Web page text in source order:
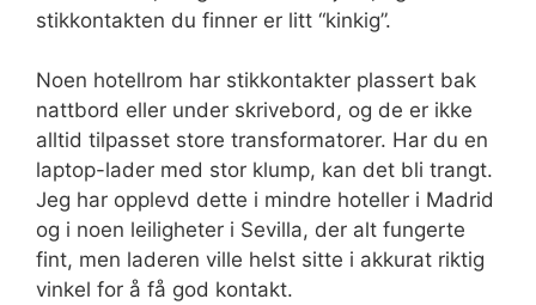
stikkontakten du finner er litt “kinkig”.
Noen hotellrom har stikkontakter plassert bak
nattbord eller under skrivebord, og de er ikke
alltid tilpasset store transformatorer. Har du en
laptop-lader med stor klump, kan det bli trangt.
Jeg har opplevd dette i mindre hoteller i Madrid
og i noen leiligheter i Sevilla, der alt fungerte
fint, men laderen ville helst sitte i akkurat riktig
vinkel for å få god kontakt.